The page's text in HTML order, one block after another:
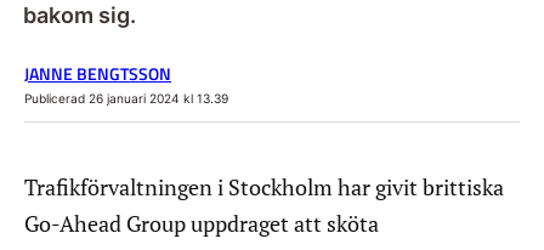
bakom sig.
JANNE BENGTSSON
Publicerad 26 januari 2024 kl 13.39
Trafikförvaltningen i Stockholm har givit brittiska
Go-Ahead Group uppdraget att sköta